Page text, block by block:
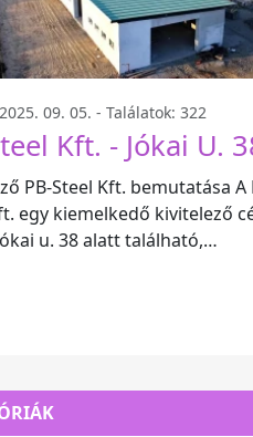
09. 05. - Találatok: 322
Kft. - Jókai U.
PB-Steel Kft. bemutatása A PB-
egy kiemelkedő kivitelező
u. 38 alatt található,